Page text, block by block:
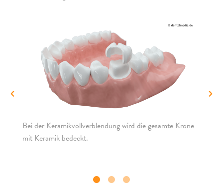
Bei der Keramikvollverblendung wird die gesamte Krone
mit Keramik bedeckt.